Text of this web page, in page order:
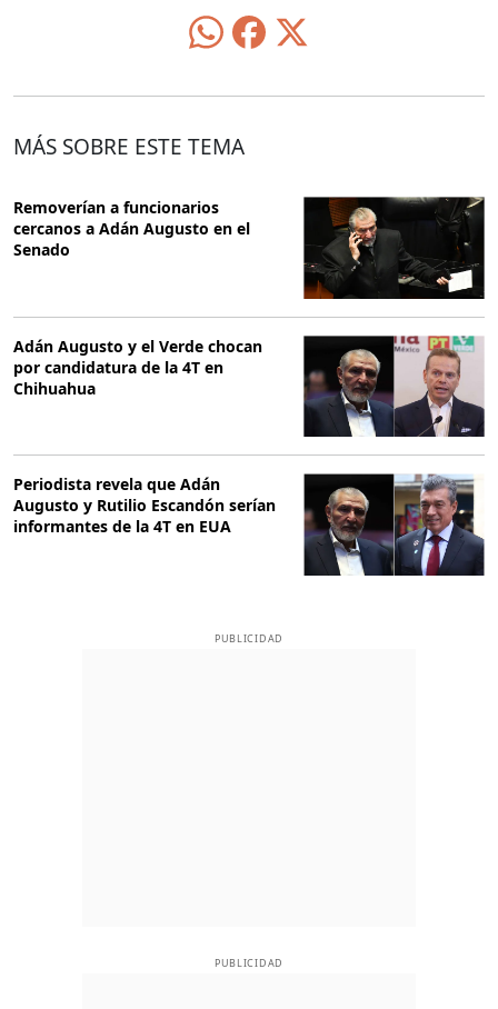
MÁS SOBRE ESTE TEMA
Removerían a funcionarios
cercanos a Adán Augusto en el
Senado
Adán Augusto y el Verde chocan
por candidatura de la 4T en
Chihuahua
Periodista revela que Adán
Augusto y Rutilio Escandón serían
informantes de la 4T en EUA
PUBLICIDAD
PUBLICIDAD